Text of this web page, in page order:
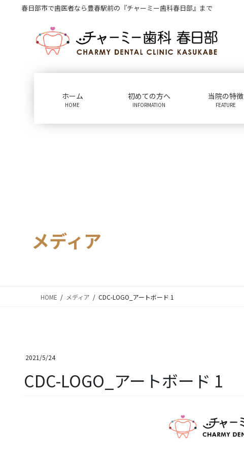
春日部市で歯医者なら豊春駅前の『チャーミー歯科春日部』まで
ホーム
HOME
初めての方へ
INFORMATION
当院の特徴
FEATURE
メディア
HOME メディア CDC-LOGO_アートボード 1
2021/5/24
CDC-LOGO_アートボード 1